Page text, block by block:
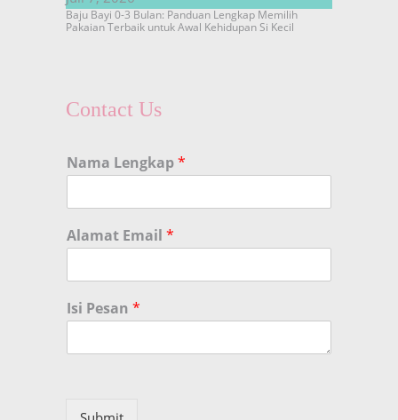
Baju Bayi 0-3 Bulan: Panduan Lengkap Memilih
Pakaian Terbaik untuk Awal Kehidupan Si Kecil
Contact Us
Nama Lengkap*
Alamat Email *
Isi Pesan *